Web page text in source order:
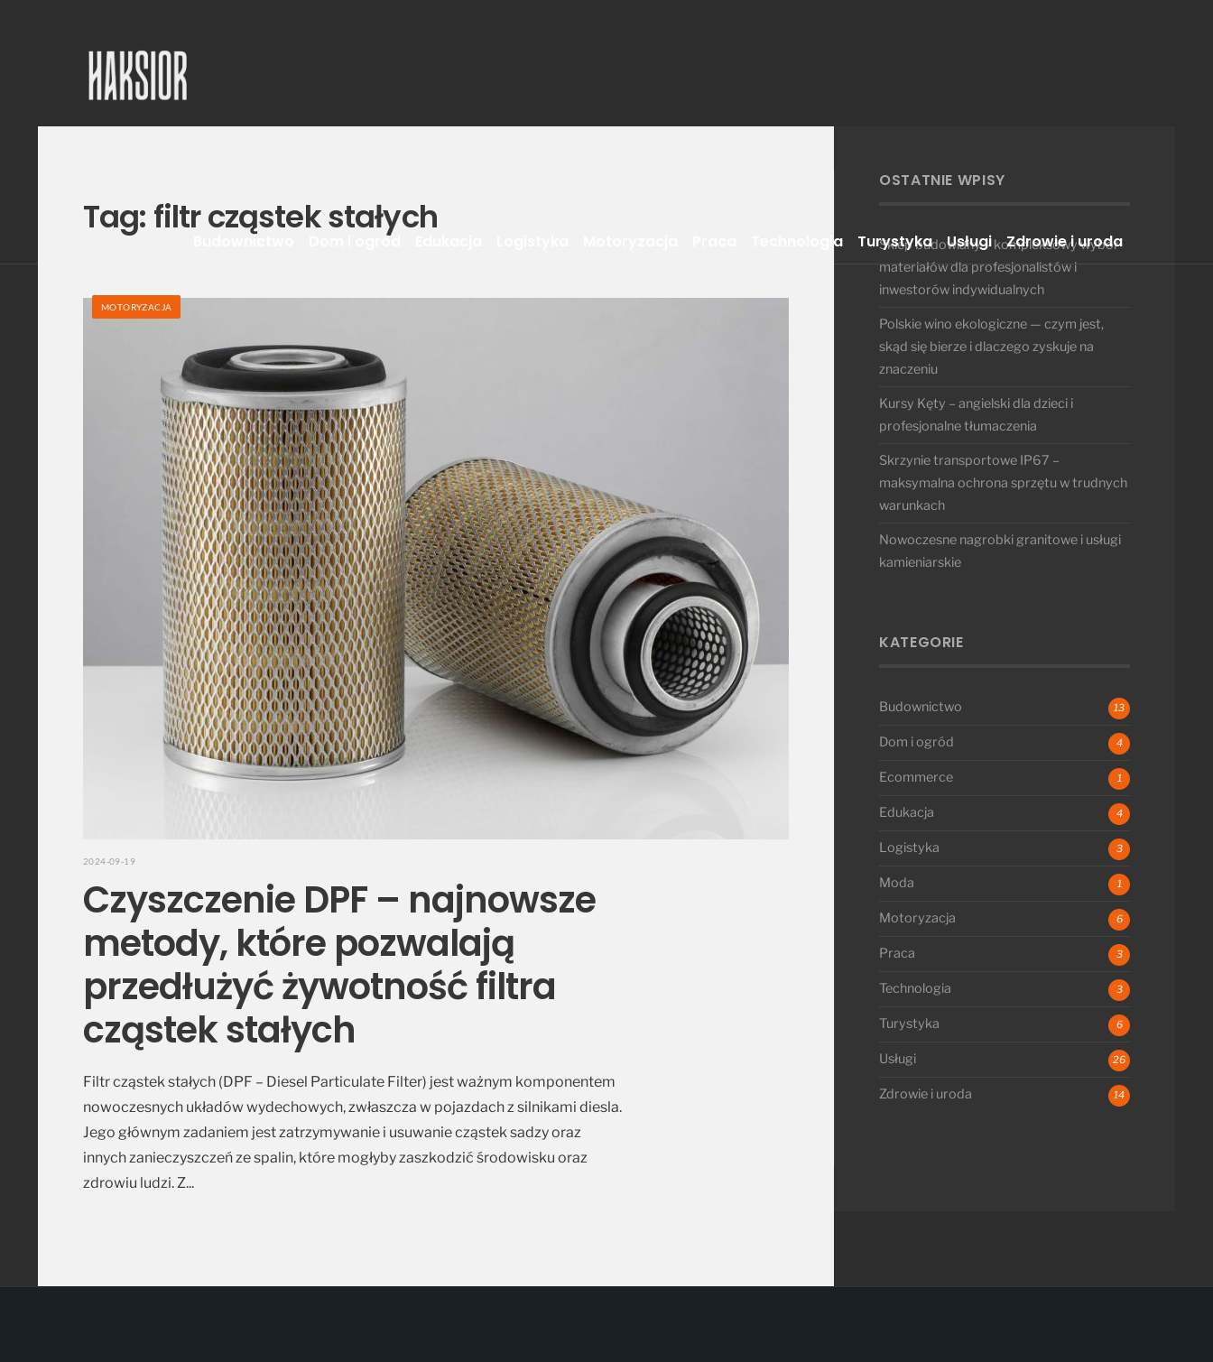
Budownictwo Dom i ogród Technologia Turystyka Usługi Zdrowie i uroda
Tag: filtr cząstek stałych
MOTORYZACJA
2024-09-19
Czyszczenie DPF – najnowsze
metody, które pozwalają
przedłużyć żywotność filtra
cząstek stałych
Filtr cząstek stałych (DPF – Diesel Particulate Filter) jest ważnym komponentem
nowoczesnych układów wydechowych, zwłaszcza w pojazdach z silnikami diesla.
Jego głównym zadaniem jest zatrzymywanie i usuwanie cząstek sadzy oraz
innych zanieczyszczeń ze spalin, które mogłyby zaszkodzić środowisku oraz
zdrowiu ludzi. Z...
OSTATNIE WPISY
Sklep budowlany – kompleksowy wybór
materiałów dla profesjonalistów i
inwestorów indywidualnych
Polskie wino ekologiczne — czym jest,
skąd się bierze i dlaczego zyskuje na
znaczeniu
Kursy Kęty – angielski dla dzieci i
profesjonalne tłumaczenia
Skrzynie transportowe IP67 –
maksymalna ochrona sprzętu w trudnych
warunkach
Nowoczesne nagrobki granitowe i usługi
kamieniarskie
KATEGORIE
Budownictwo 13
Dom i ogród 4
Ecommerce 1
Edukacja 4
Logistyka 3
Moda 1
Motoryzacja 6
Praca 3
Technologia 3
Turystyka 6
Usługi 26
Zdrowie i uroda 14